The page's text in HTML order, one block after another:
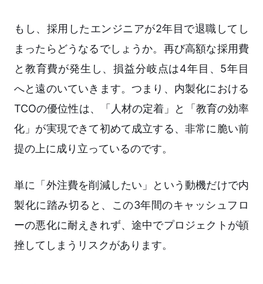
もし、採用したエンジニアが2年目で退職してし
まったらどうなるでしょうか。再び高額な採用費
と教育費が発生し、損益分岐点は4年目、5年目
へと遠のいていきます。つまり、内製化における
TCOの優位性は、「人材の定着」と「教育の効率
化」が実現できて初めて成立する、非常に脆い前
提の上に成り立っているのです。
単に「外注費を削減したい」という動機だけで内
製化に踏み切ると、この3年間のキャッシュフロ
ーの悪化に耐えきれず、途中でプロジェクトが頓
挫してしまうリスクがあります。